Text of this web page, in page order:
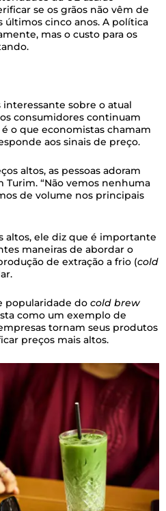
se os grãos não vêm de
últimos cinco anos. A política
mas o custo para os
sobre o atual
consumidores continuam
o que economistas chamam
aos sinais de preço.
altos, as pessoas adoram
Turim. “Não vemos nenhuma
de volume nos principais
altos, ele diz que é importante
maneiras de abordar o
de extração a frio (cold
popularidade do cold brew
como um exemplo de
tornam seus produtos
preços mais altos.